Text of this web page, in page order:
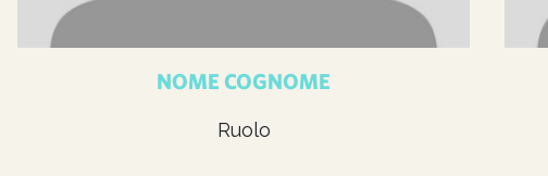
NOME COGNOME
Ruolo